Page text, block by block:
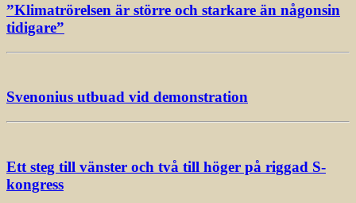
”Klimatrörelsen är större och starkare än någonsin
tidigare”
Svenonius utbuad vid demonstration
Ett steg till vänster och två till höger på riggad S-
kongress